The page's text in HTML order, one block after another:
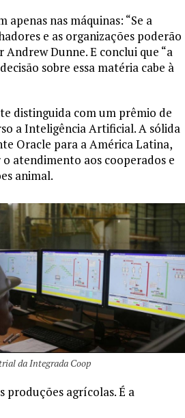
nas máquinas: “Se a
e as organizações poderão
Andrew Dunne. E conclui que “a
sobre essa matéria cabe à
distinguida com um prêmio de
a Inteligência Artificial. A sólida
Oracle para a América Latina,
atendimento aos cooperados e
animal.
da Integrada Coop
produções agrícolas. É a